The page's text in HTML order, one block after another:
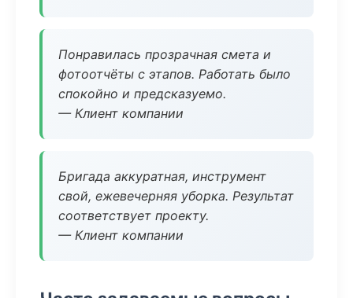
Понравилась прозрачная смета и
фотоотчёты с этапов. Работать было
спокойно и предсказуемо.
— Клиент компании
Бригада аккуратная, инструмент
свой, ежевечерняя уборка. Результат
соответствует проекту.
— Клиент компании